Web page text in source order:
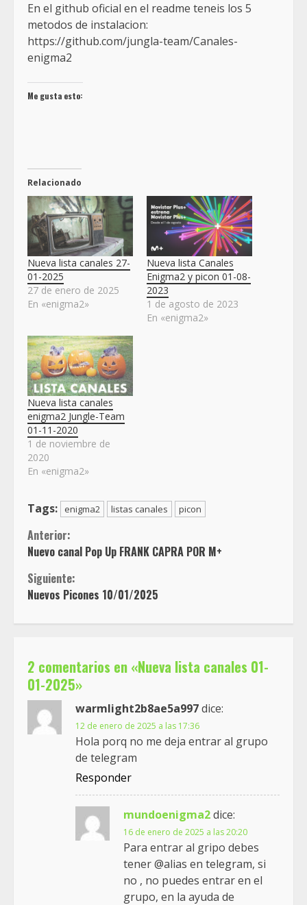
En el github oficial en el readme teneis los 5
metodos de instalacion:
https://github.com/jungla-team/Canales-
enigma2
Me gusta esto:
Relacionado
Nueva lista canales 27-
01-2025
27 de enero de 2025
En «enigma2»
Nueva lista Canales
Enigma2 y picon 01-08-
2023
1 de agosto de 2023
En «enigma2»
Nueva lista canales
enigma2 Jungle-Team
01-11-2020
1 de noviembre de
2020
En «enigma2»
Tags: enigma2 listas canales picon
Sigue
leyendo
Anterior:
Nuevo canal Pop Up FRANK CAPRA POR M+
Siguiente:
Nuevos Picones 10/01/2025
2 comentarios en «Nueva lista canales 01-
01-2025»
warmlight2b8ae5a997dice:
12 de enero de 2025 a las 17:36
Hola porq no me deja entrar al grupo
de telegram
Responder
mundoenigma2dice:
16 de enero de 2025 a las 20:20
Para entrar al gripo debes
tener @alias en telegram, si
no , no puedes entrar en el
grupo, en la ayuda de